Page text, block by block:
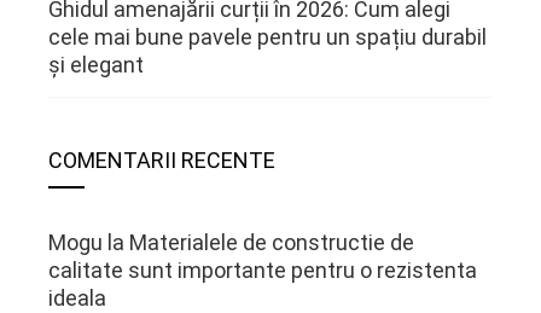
Ghidul amenajării curții în 2026: Cum alegi
cele mai bune pavele pentru un spațiu durabil
și elegant
COMENTARII RECENTE
Mogu la Materialele de constructie de
calitate sunt importante pentru o rezistenta
ideala